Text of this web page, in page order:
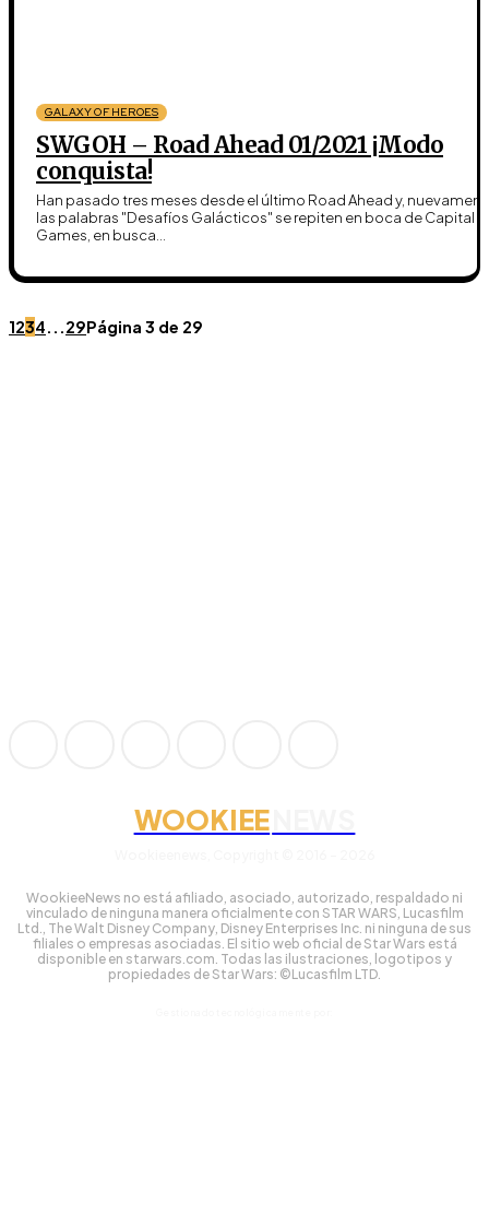
GALAXY OF HEROES
SWGOH – Road Ahead 01/2021 ¡Modo
conquista!
Han pasado tres meses desde el último Road Ahead y,
las palabras "Desafíos Galácticos" se repiten en boca de Capital
Games, en busca...
1234 29Página 3 de 29
WOOKIEE
WookieeNews no está afiliado, asociado, autorizado, respaldado ni
vinculado de ninguna manera oficialmente con STAR WARS, Lucasfilm
Ltd., The Walt Disney Company, Disney Enterprises Inc. ni ninguna de sus
filiales o empresas asociadas. El sitio web oficial de Star Wars está
disponible en starwars.com. Todas las ilustraciones, logotipos y
propiedades de Star Wars: ©Lucasfilm LTD.